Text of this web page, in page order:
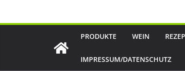
PRODUKTE WEIN
IMPRESSUM/DATENSCHUTZ